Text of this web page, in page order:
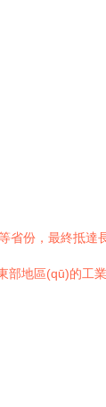
省份，最終抵達
地區(qū)的工業